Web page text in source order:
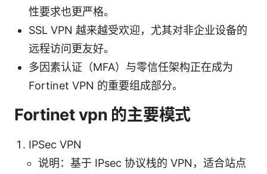
性要求也更严格。
SSL VPN 越来越受欢迎，尤其对非企业设备的
远程访问更友好。
多因素认证（MFA）与零信任架构正在成为
Fortinet VPN 的重要组成部分。
Fortinet vpn 的主要模式
IPSec VPN
说明：基于 IPsec 协议栈的 VPN，适合站点